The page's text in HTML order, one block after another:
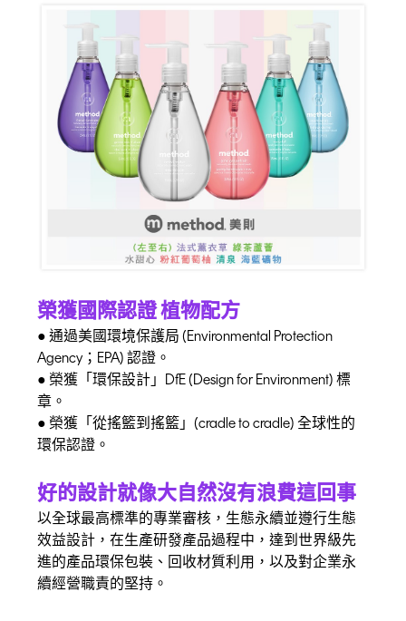
榮獲國際認證 植物配方
● 通過美國環境保護局 (Environmental Protection
Agency；EPA) 認證。
● 榮獲「環保設計」DfE (Design for Environment) 標
章。
● 榮獲「從搖籃到搖籃」(cradle to cradle) 全球性的
環保認證。
好的設計就像大自然沒有浪費這回事
以全球最高標準的專業審核，生態永續並遵行生態
效益設計，在生產研發產品過程中，達到世界級先
進的產品環保包裝、回收材質利用，以及對企業永
續經營職責的堅持。